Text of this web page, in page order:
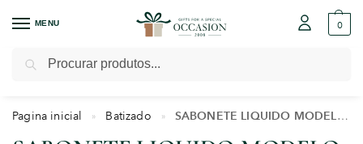
MENU 0
Pagina inicial » Batizado » SABONETE LIQUIDO MODELO CHARM – BATIZADO